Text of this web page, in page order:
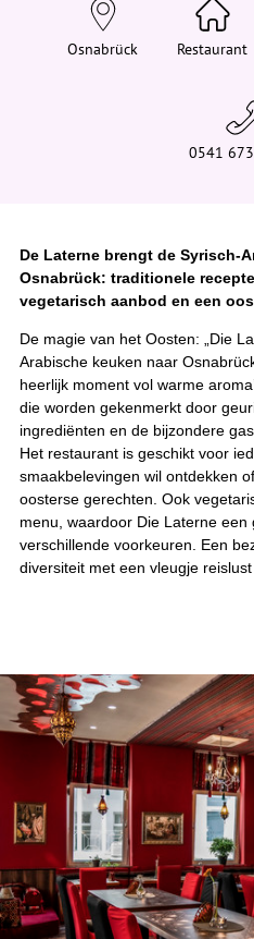
Osnabrück Restaurant
0541
De Laterne brengt de Syrisch-
Osnabrück: traditionele
vegetarisch aanbod en een
De magie van het Oosten: „Die
Arabische keuken naar
heerlijk moment vol warme
die worden gekenmerkt door
ingrediënten en de bijzondere
Het restaurant is geschikt voor
smaakbelevingen wil ontdekken
oosterse gerechten. Ook
menu, waardoor Die Laterne
verschillende voorkeuren. Een
diversiteit met een vleugje